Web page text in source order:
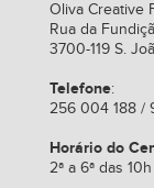
Oliva Creative
Rua da
3700-119 S.
Telefone:
256 004 188 /
Horário do
2ª a 6ª das